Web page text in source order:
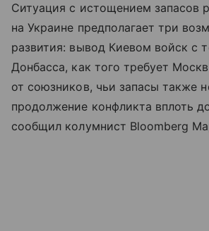
Ситуация с истощением запасов
на Украине предполагает три
развития: вывод Киевом войск с
Донбасса, как того требует
от союзников, чьи запасы также
продолжение конфликта вплоть
сообщил колумнист Bloomberg